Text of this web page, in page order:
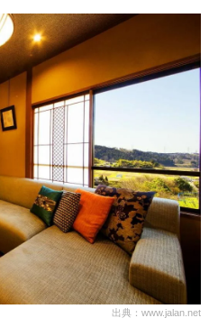
出典：www.jalan.net